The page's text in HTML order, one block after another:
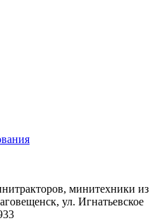
минитехники из
ул. Игнатьевское